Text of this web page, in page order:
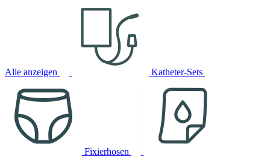
Alle anzeigen Katheter-Sets
Fixierhosen